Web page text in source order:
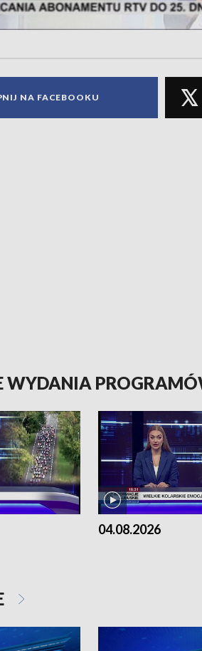
NA FACEBOOKU
WYDANIA
04.08.2026